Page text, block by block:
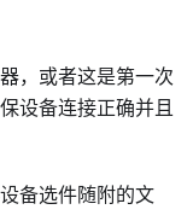
，或者这是第一次
设备连接正确并且
备选件随附的文